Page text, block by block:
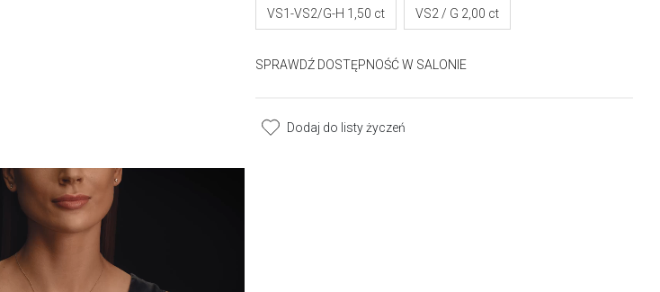
VS1-VS2/G-H 1,50 ct VS2 / G 2,00 ct
SPRAWDŹ DOSTĘPNOŚĆ W SALONIE
Dodaj do listy życzeń